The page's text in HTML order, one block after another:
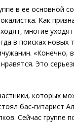
в ее основной
Как
многие
в поисках
«Конечно,
Это
которых
бас-гитарист
Сейчас группе